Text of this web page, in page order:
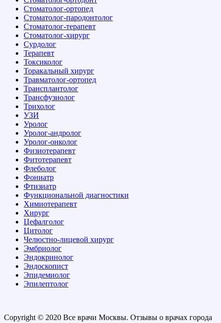
Стоматолог-ортопед
Стоматолог-пародонтолог
Стоматолог-терапевт
Стоматолог-хирург
Сурдолог
Терапевт
Токсиколог
Торакальный хирург
Травматолог-ортопед
Трансплантолог
Трансфузиолог
Трихолог
УЗИ
Уролог
Уролог-андролог
Уролог-онколог
Физиотерапевт
Фитотерапевт
Флеболог
Фониатр
Фтизиатр
Функциональной диагностики
Химиотерапевт
Хирург
Цефалголог
Цитолог
Челюстно-лицевой хирург
Эмбриолог
Эндокринолог
Эндоскопист
Эпидемиолог
Эпилептолог
Copyright © 2020 Все врачи Москвы. Отзывы о врачах города